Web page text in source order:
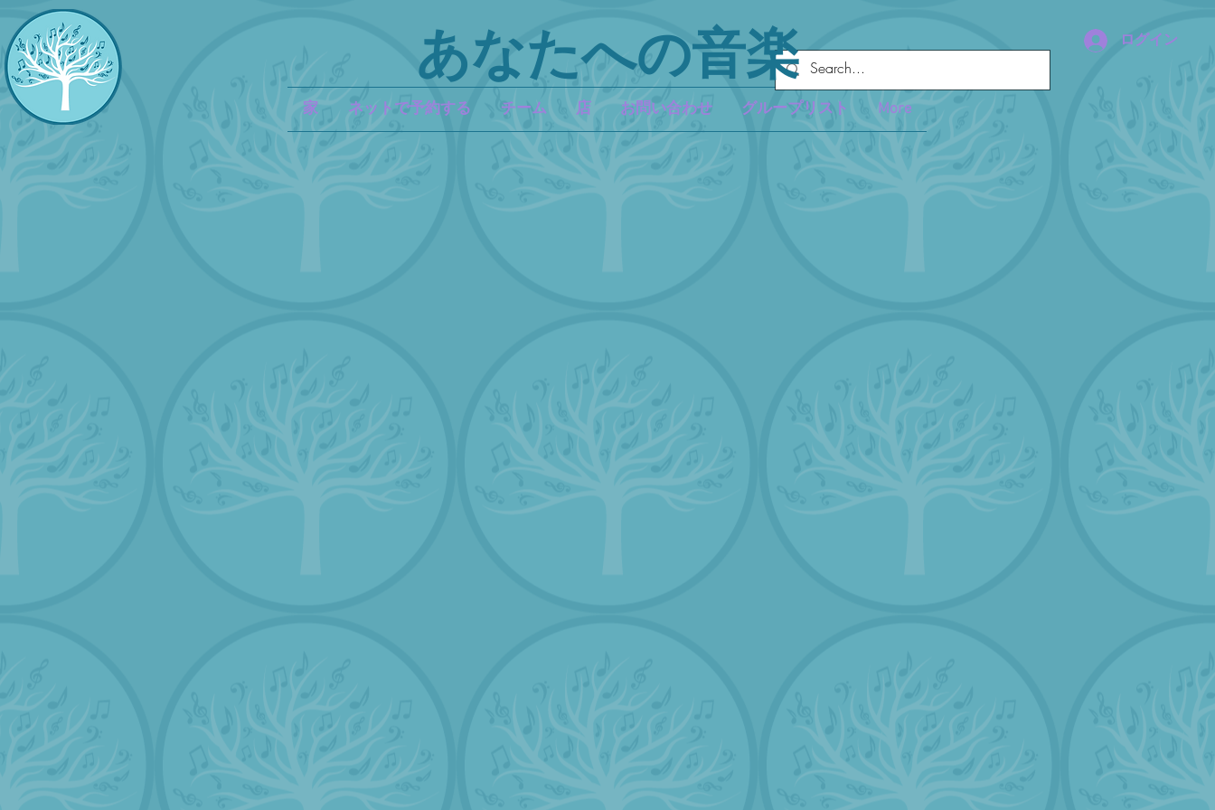
あなたへの音楽 ログイン
家 ネットで予約する チーム 店 お問い合わせ グループリスト More